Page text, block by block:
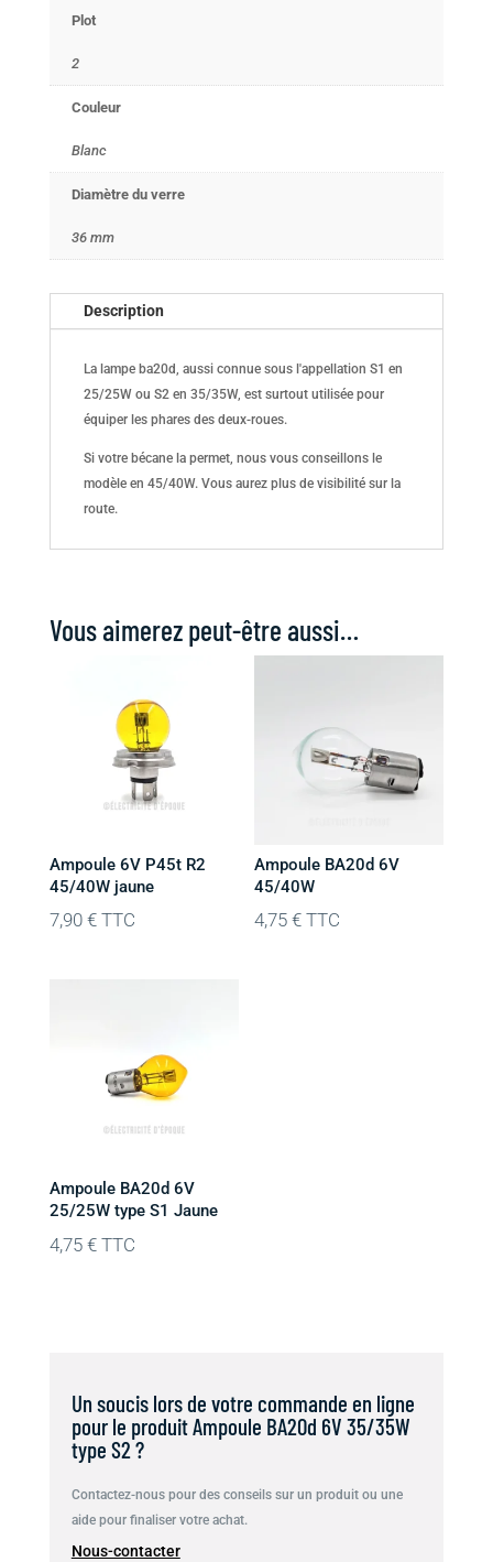
Plot
2
Couleur
Blanc
Diamètre du verre
36 mm
Description
La lampe ba20d, aussi connue sous l'appellation S1 en
25/25W ou S2 en 35/35W, est surtout utilisée pour
équiper les phares des deux-roues.
Si votre bécane la permet, nous vous conseillons le
modèle en 45/40W. Vous aurez plus de visibilité sur la
route.
Vous aimerez peut-être aussi…
Ampoule 6V P45t R2
45/40W jaune
7,90 € TTC
Ampoule BA20d 6V
45/40W
4,75€ TTC
Ampoule BA20d 6V
25/25W type S1 Jaune
4,75 € TTC
Un soucis lors de votre commande en ligne
pour le produit Ampoule BA20d 6V 35/35W
type S2 ?
Contactez-nous pour des conseils sur un produit ou une
aide pour finaliser votre achat.
Nous-contacter